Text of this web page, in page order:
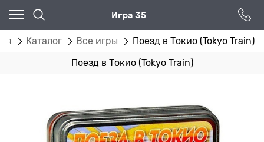
Игра 35
Каталог Все игры Поезд в Токио (Tokyo Train)
Поезд в Токио (Tokyo Train)